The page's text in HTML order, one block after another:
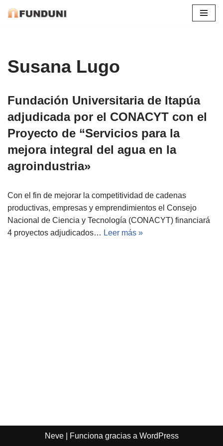
Susana Lugo
Fundación Universitaria de Itapúa
adjudicada por el CONACYT con el
Proyecto de “Servicios para la
mejora integral del agua en la
agroindustria»
Con el fin de mejorar la competitividad de cadenas
productivas, empresas y emprendimientos el Consejo
Nacional de Ciencia y Tecnología (CONACYT) financiará
4 proyectos adjudicados… Leer más »
Neve| Funciona gracias a WordPress